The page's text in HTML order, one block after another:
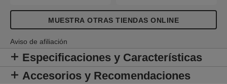
MUESTRA OTRAS TIENDAS ONLINE
Aviso de afiliación
Especificaciones y Características
Accesorios y Recomendaciones